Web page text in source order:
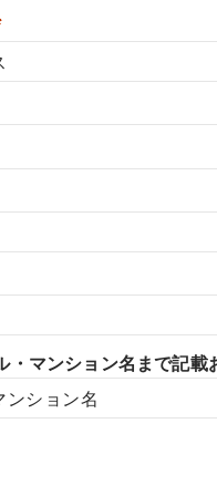
・マンション名まで記載